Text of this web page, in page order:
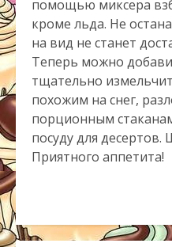
помощью миксера
кроме льда. Не
на вид не станет
Теперь можно
тщательно
похожим на снег,
порционным
посуду для десертов.
Приятного аппетита!